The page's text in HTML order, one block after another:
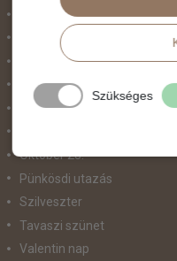
Két ünnep között
Május 1.
Március 15.
Mikulás
Nőnap
Október 23.
Pünkösdi utazás
Szilveszter
Tavaszi szünet
Valentin nap
Szükséges